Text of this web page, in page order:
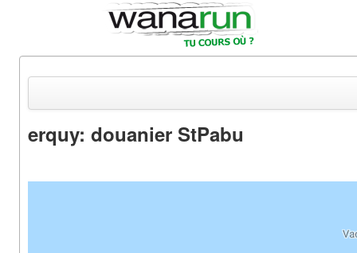
Actualités
Equipements & Tests
erquy: douanier StPabu